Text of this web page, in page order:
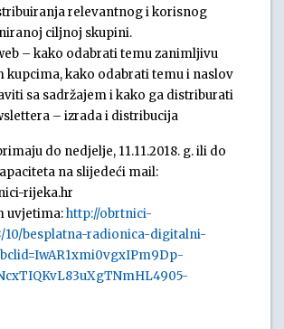
relevantnog i korisnog
ciljnoj skupini.
– kako odabrati temu zanimljivu
kupcima, kako odabrati temu i naslov
sa sadržajem i kako ga distriburati
– izrada i distribucija
do nedjelje, 11.11.2018. g. ili do
na slijedeći mail:
rijeka.hr
uvjetima:http://obrtnici-
10/besplatna-radionica-digitalni-